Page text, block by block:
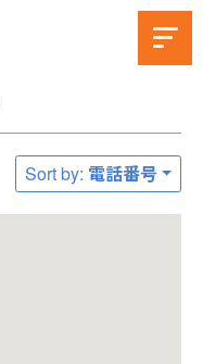
Sort by: 電話番号